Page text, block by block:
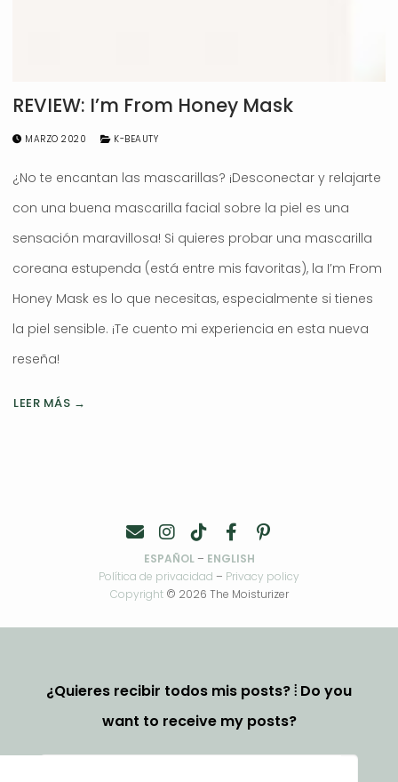
REVIEW: I’m From Honey Mask
MARZO 2020 K-BEAUTY
¿No te encantan las mascarillas? ¡Desconectar y relajarte
con una buena mascarilla facial sobre la piel es una
sensación maravillosa! Si quieres probar una mascarilla
coreana estupenda (está entre mis favoritas), la I’m From
Honey Mask es lo que necesitas, especialmente si tienes
la piel sensible. ¡Te cuento mi experiencia en esta nueva
reseña!
LEER MÁS →
ESPAÑOL– ENGLISH
Política de privacidad – Privacy policy
Copyright© 2026 The Moisturizer
¿Quieres recibir todos mis posts? ⦙ Do you
want to receive my posts?